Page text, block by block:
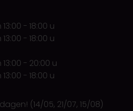
13:00 - 18:00 u
13:00 - 18:00 u
13:00 - 20:00 u
13:00 - 18:00 u
(14/05, 21/07, 15/08)